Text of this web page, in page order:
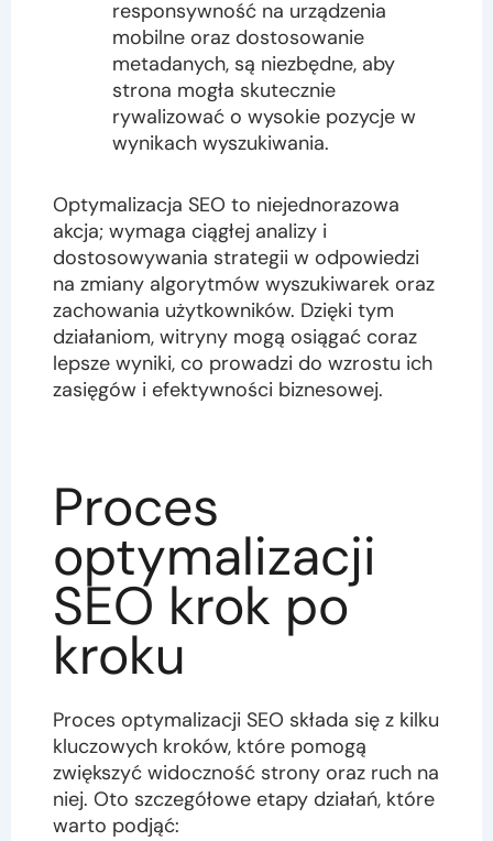
responsywność na urządzenia
mobilne oraz dostosowanie
metadanych, są niezbędne, aby
strona mogła skutecznie
rywalizować o wysokie pozycje w
wynikach wyszukiwania.
Optymalizacja SEO to niejednorazowa
akcja; wymaga ciągłej analizy i
dostosowywania strategii w odpowiedzi
na zmiany algorytmów wyszukiwarek oraz
zachowania użytkowników. Dzięki tym
działaniom, witryny mogą osiągać coraz
lepsze wyniki, co prowadzi do wzrostu ich
zasięgów i efektywności biznesowej.
Proces
optymalizacji
SEO krok po
kroku
Proces optymalizacji SEO składa się z kilku
kluczowych kroków, które pomogą
zwiększyć widoczność strony oraz ruch na
niej. Oto szczegółowe etapy działań, które
warto podjąć: